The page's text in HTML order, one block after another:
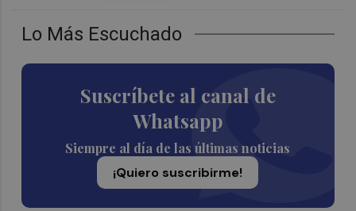
Lo Más Escuchado
Suscríbete al canal de
Whatsapp
Siempre al día de las últimas noticias
¡Quiero suscribirme!